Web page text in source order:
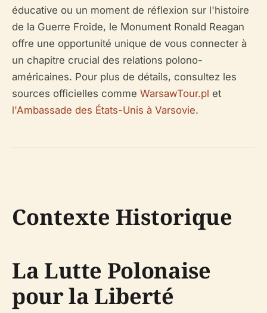
éducative ou un moment de réflexion sur l'histoire
de la Guerre Froide, le Monument Ronald Reagan
offre une opportunité unique de vous connecter à
un chapitre crucial des relations polono-
américaines. Pour plus de détails, consultez les
sources officielles comme WarsawTour.pl et
l'Ambassade des États-Unis à Varsovie.
Contexte Historique
La Lutte Polonaise
pour la Liberté